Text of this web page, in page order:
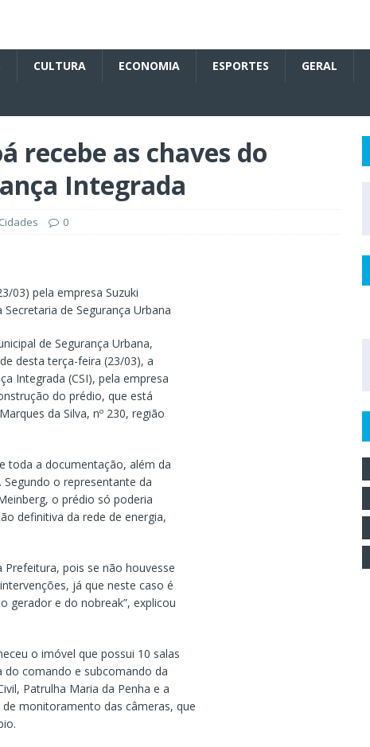
CULTURA ECONOMIA ESPORTES GERAL
recebe as chaves do
Integrada
Cidades 0
03) pela empresa Suzuki
de Segurança Urbana
de Segurança Urbana,
desta terça-feira (23/03), a
Integrada (CSI), pela empresa
do prédio, que está
da Silva, nº 230, região
toda a documentação, além da
o representante da
o prédio só poderia
definitiva da rede de energia,
Prefeitura, pois se não houvesse
já que neste caso é
gerador e do nobreak”, explicou
o imóvel que possui 10 salas
do comando e subcomando da
Patrulha Maria da Penha e a
monitoramento das câmeras, que